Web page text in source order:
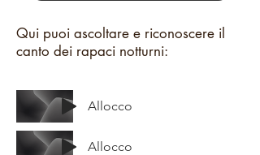
Qui puoi ascoltare e riconoscere il
canto dei rapaci notturni:
Allocco
Allocco